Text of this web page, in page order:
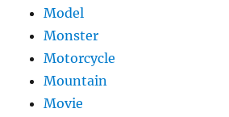
Model
Monster
Motorcycle
Mountain
Movie